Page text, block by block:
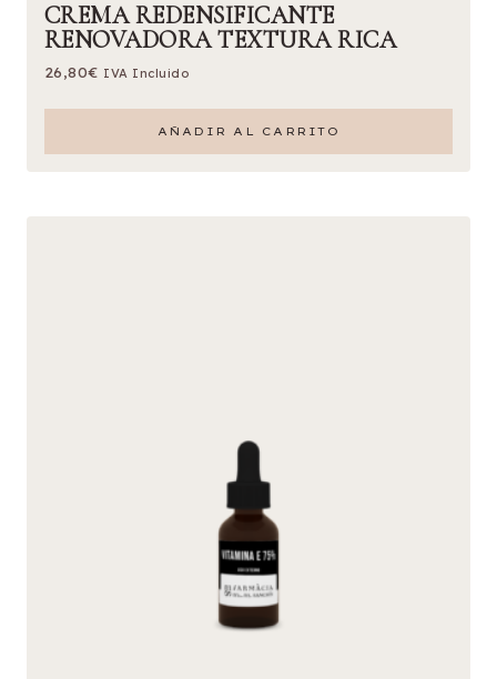
CREMA REDENSIFICANTE
RENOVADORA TEXTURA RICA
26,80€ IVA Incluido
AÑADIR AL CARRITO